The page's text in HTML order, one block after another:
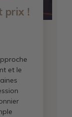
prix !
et le